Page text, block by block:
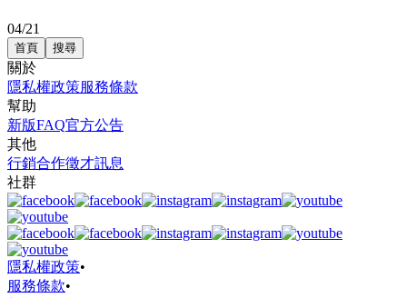
04/21
首頁 搜尋
關於
隱私權政策服務條款
幫助
新版FAQ官方公告
其他
行銷合作徵才訊息
社群
隱私權政策•
服務條款•